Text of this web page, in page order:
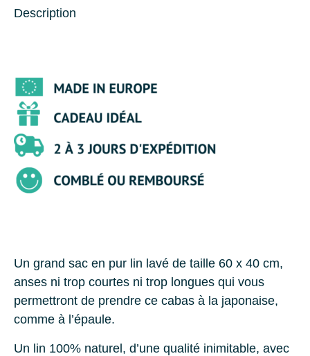
Description
Un grand sac en pur lin lavé de taille 60 x 40 cm,
anses ni trop courtes ni trop longues qui vous
permettront de prendre ce cabas à la japonaise,
comme à l’épaule.
Un lin 100% naturel, d’une qualité inimitable, avec